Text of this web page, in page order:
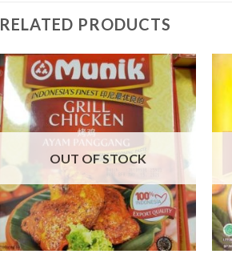
RELATED PRODUCTS
OUT OF STOCK